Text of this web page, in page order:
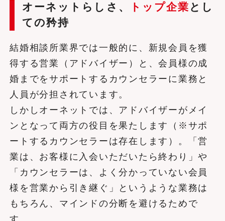
オーネットらしさ、 トップ企業 とし
ての矜持
結婚相談所業界では一般的に、新規会員を獲
得する営業（アドバイザー）と、会員様の成
婚までをサポートするカウンセラーに業務と
人員が分担されています。
しかしオーネットでは、アドバイザーがメイ
ンとなって両方の役目を果たします（※サポ
ートするカウンセラーは存在します）。「営
業は、お客様に入会いただいたら終わり」や
「カウンセラーは、よく分かっていない会員
様を営業から引き継ぐ」というような業務は
もちろん、マインドの分断を避けるためで
す。